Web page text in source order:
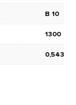
В 10
1300
0,543